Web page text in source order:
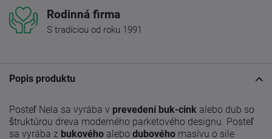
Rodinná firma
S tradíciou od roku 1991
Popis produktu
Posteľ Nela sa vyrába v prevedení buk-cink alebo dub so
štruktúrou dreva moderného parketového designu. Posteľ
sa vyrába z bukového alebo dubového masívu o sile